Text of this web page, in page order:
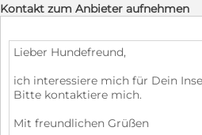
Kontakt zum Anbieter aufnehmen